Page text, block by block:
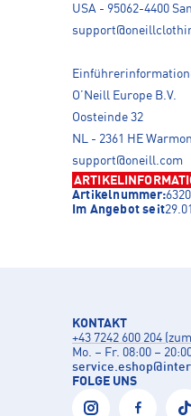
USA - 95062-4400
O’Neill Europe B.V.
Oosteinde 32
NL - 2361 HE
support@oneill.com
Artikelnummer:
Im Angebot seit
KONTAKT
+43 7242 600 204
Mo. – Fr. 08:00 –
service.eshop@
FOLGE UNS